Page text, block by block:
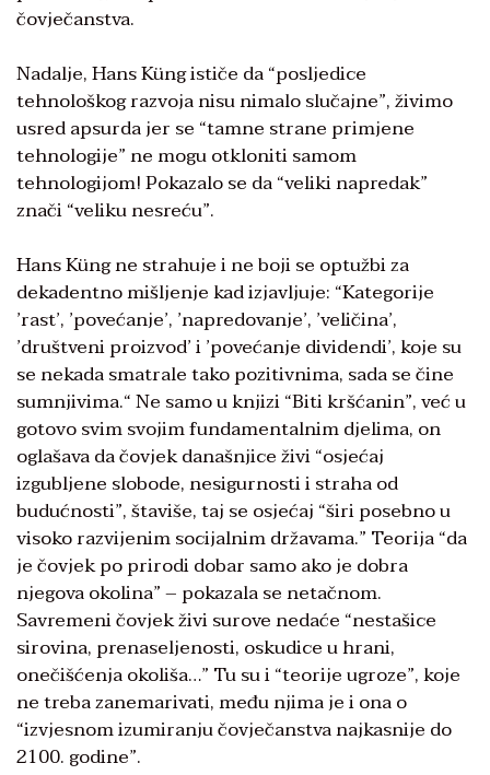
čovječanstva.
Nadalje, Hans Küng ističe da “posljedice
tehnološkog razvoja nisu nimalo slučajne”, živimo
usred apsurda jer se “tamne strane primjene
tehnologije” ne mogu otkloniti samom
tehnologijom! Pokazalo se da “veliki napredak”
znači “veliku nesreću”.
Hans Küng ne strahuje i ne boji se optužbi za
dekadentno mišljenje kad izjavljuje: “Kategorije
ʼrastʼ, ʼpovećanjeʼ, ʼnapredovanjeʼ, ʼveličinaʼ,
ʼdruštveni proizvodʼ i ʼpovećanje dividendiʼ, koje su
se nekada smatrale tako pozitivnima, sada se čine
sumnjivima.“ Ne samo u knjizi “Biti kršćanin”, već u
gotovo svim svojim fundamentalnim djelima, on
oglašava da čovjek današnjice živi “osjećaj
izgubljene slobode, nesigurnosti i straha od
budućnosti”, štaviše, taj se osjećaj “širi posebno u
visoko razvijenim socijalnim državama.” Teorija “da
je čovjek po prirodi dobar samo ako je dobra
njegova okolina” – pokazala se netačnom.
Savremeni čovjek živi surove nedaće “nestašice
sirovina, prenaseljenosti, oskudice u hrani,
onečišćenja okoliša…” Tu su i “teorije ugroze”, koje
ne treba zanemarivati, među njima je i ona o
“izvjesnom izumiranju čovječanstva najkasnije do
2100. godine”.